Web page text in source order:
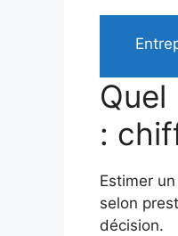
:
Estimer
selon
décision.